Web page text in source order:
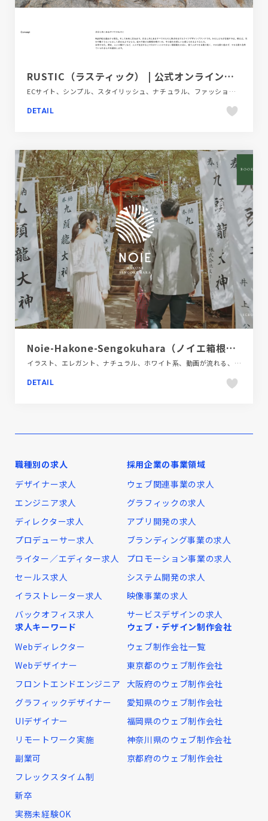
RUSTIC（ラスティック） | 公式オンラインストア
ECサイト、シンプル、スタイリッシュ、ナチュラル、ファッション・ビューティー、フラットデザイン、ブランド・サービスサイト、ホワイト系、医療・ヘルスケア
DETAIL
Noie-Hakone-Sengokuhara（ノイエ箱根仙石原）-Asnova-Resort-Group
イラスト、エレガント、ナチュラル、ホワイト系、動画が流れる、大きめ写真、施設・店舗サイト、旅行・ホテル・観光
DETAIL
職種別の求人
デザイナー求人
エンジニア求人
ディレクター求人
プロデューサー求人
ライター／エディター求人
セールス求人
イラストレーター求人
バックオフィス求人
採用企業の事業領域
ウェブ関連事業の求人
グラフィックの求人
アプリ開発の求人
ブランディング事業の求人
プロモーション事業の求人
システム開発の求人
映像事業の求人
サービスデザインの求人
求人キーワード
Webディレクター
Webデザイナー
フロントエンドエンジニア
グラフィックデザイナー
UIデザイナー
リモートワーク実施
副業可
フレックスタイム制
新卒
実務未経験OK
ウェブ・デザイン制作会社
ウェブ制作会社一覧
東京都のウェブ制作会社
大阪府のウェブ制作会社
愛知県のウェブ制作会社
福岡県のウェブ制作会社
神奈川県のウェブ制作会社
京都府のウェブ制作会社